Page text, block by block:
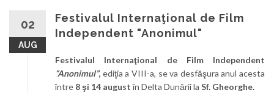
02
AUG
Festivalul Internaţional de Film
Independent "Anonimul"
Festivalul Internaţional de Film Independent
“Anonimul”, ediţia a VIII-a, se va desfăşura anul acesta
între 8 şi 14 augustîn Delta Dunării la Sf. Gheorghe.